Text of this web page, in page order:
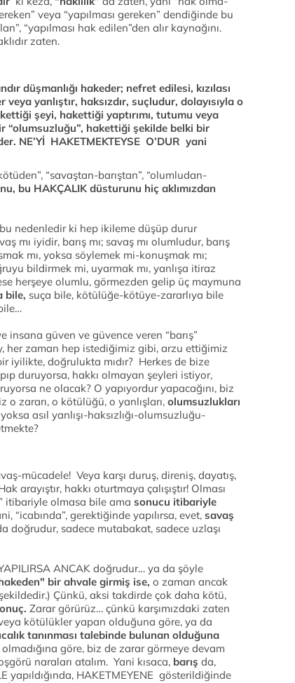
veya “yapılması gereken” dendiğinde bu
“yapılması hak edilen”den alır kaynağını.
zaten.
düşmanlığı hakeder; nefret edilesi, kızılası
veya yanlıştır, haksızdır, suçludur, dolayısıyla o
şeyi, hakettiği yaptırımı, tutumu veya
“olumsuzluğu”, hakettiği şekilde belki bir
NE’Yİ HAKETMEKTEYSE O’DUR yani
“savaştan-barıştan”, “olumludan-
bu HAKÇALIK düsturunu hiç aklımızdan
nedenledir ki hep ikileme düşüp durur
mı iyidir, barış mı; savaş mı olumludur, barış
mı, yoksa söylemek mi-konuşmak mı;
bildirmek mi, uyarmak mı, yanlışa itiraz
herşeye olumlu, görmezden gelip üç maymuna
bile, suça bile, kötülüğe-kötüye-zararlıya bile
insana güven ve güvence veren “barış”
her zaman hep istediğimiz gibi, arzu ettiğimiz
iyilikte, doğrulukta mıdır? Herkes de bize
duruyorsa, hakkı olmayan şeyleri istiyor,
ne olacak? O yapıyordur yapacağını, biz
o zararı, o kötülüğü, o yanlışları, olumsuzlukları
asıl yanlışı-haksızlığı-olumsuzluğu-
mücadele! Veya karşı duruş, direniş, dayatış,
arayıştır, hakkı oturtmaya çalışıştır! Olması
itibariyle olmasa bile ama sonucu itibariyle
“icabında”, gerektiğinde yapılırsa, evet, savaş
doğrudur, sadece mutabakat, sadece uzlaşı
ANCAK doğrudur… ya da şöyle
bir ahvale girmiş ise, o zaman ancak
Çünkü, aksi takdirde çok daha kötü,
Zarar görürüz… çünkü karşımızdaki zaten
kötülükler yapan olduğuna göre, ya da
tanınması talebinde bulunan olduğuna
olmadığına göre, biz de zarar görmeye devam
naraları atalım. Yani kısaca, barış da,
yapıldığında, HAKETMEYENE gösterildiğinde